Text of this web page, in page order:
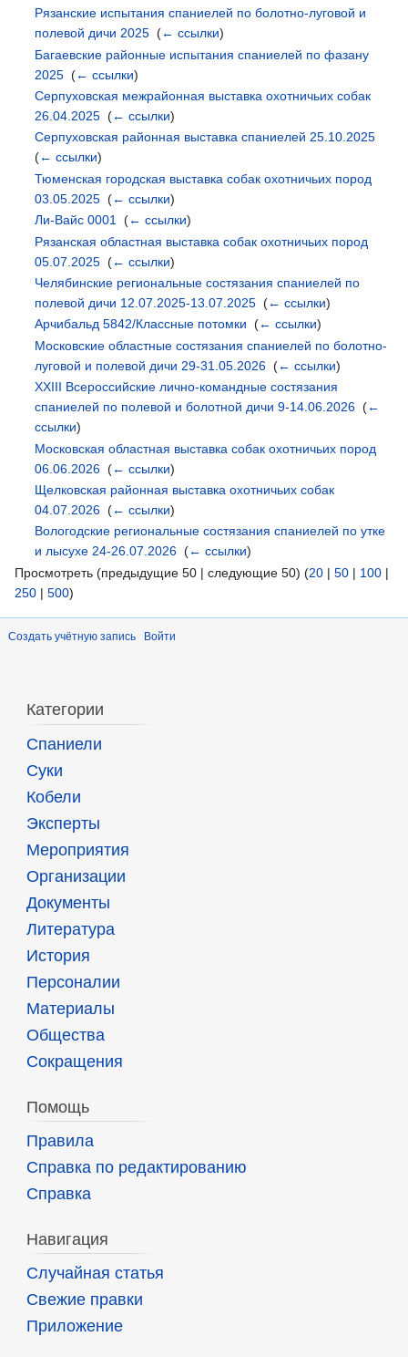
Рязанские испытания спаниелей по болотно-луговой и
полевой дичи 2025 ‎(← ссылки)
Багаевские районные испытания спаниелей по фазану
2025 ‎(← ссылки)
Серпуховская межрайонная выставка охотничьих собак
26.04.2025 ‎(← ссылки)
Серпуховская районная выставка спаниелей 25.10.2025
(← ссылки)
Тюменская городская выставка собак охотничьих пород
03.05.2025 ‎(← ссылки)
Ли-Вайс 0001 ‎(← ссылки)
Рязанская областная выставка собак охотничьих пород
05.07.2025 ‎(← ссылки)
Челябинские региональные состязания спаниелей по
полевой дичи 12.07.2025-13.07.2025 ‎(← ссылки)
Арчибальд 5842/Классные потомки ‎(← ссылки)
Московские областные состязания спаниелей по болотно-
луговой и полевой дичи 29-31.05.2026 ‎(← ссылки)
XXIII Всероссийские лично-командные состязания
спаниелей по полевой и болотной дичи 9-14.06.2026 ‎(←
ссылки)
Московская областная выставка собак охотничьих пород
06.06.2026 ‎(← ссылки)
Щелковская районная выставка охотничьих собак
04.07.2026 ‎(← ссылки)
Вологодские региональные состязания спаниелей по утке
и лысухе 24-26.07.2026 ‎(← ссылки)
Просмотреть (предыдущие 50 | следующие 50) (20 | 50 | 100 |
250 | 500)
Создать учётную запись Войти
Категории
Спаниели
Суки
Кобели
Эксперты
Мероприятия
Организации
Документы
Литература
История
Персоналии
Материалы
Общества
Сокращения
Помощь
Правила
Справка по редактированию
Справка
Навигация
Случайная статья
Свежие правки
Приложение